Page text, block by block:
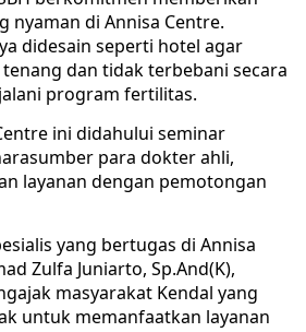
nyaman di Annisa Centre.
didesain seperti hotel agar
dan tidak terbebani secara
program fertilitas.
ini didahului seminar
para dokter ahli,
layanan dengan pemotongan
yang bertugas di Annisa
Zulfa Juniarto, Sp.And(K),
masyarakat Kendal yang
untuk memanfaatkan layanan